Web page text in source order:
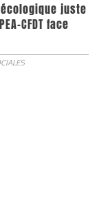
juste
CFDT face